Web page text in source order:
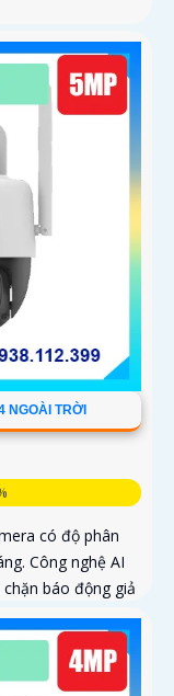
NGOÀI TRỜI
có độ phân
Công nghệ AI
báo động giả